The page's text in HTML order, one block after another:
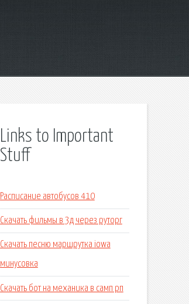
Links to Important
Stuff
Расписание автобусов 410
Скачать фильмы в 3д через руторг
Скачать песню маршрутка iowa
минусовка
Скачать бот на механика в самп рп